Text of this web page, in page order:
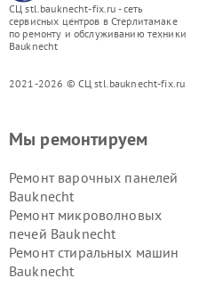
СЦ stl.bauknecht-fix.ru - сеть
сервисных центров в Стерлитамаке
по ремонту и обслуживанию техники
Bauknecht
2021-2026 © СЦ stl.bauknecht-fix.ru
Мы ремонтируем
Ремонт варочных панелей
Bauknecht
Ремонт микроволновых
печей Bauknecht
Ремонт стиральных машин
Bauknecht